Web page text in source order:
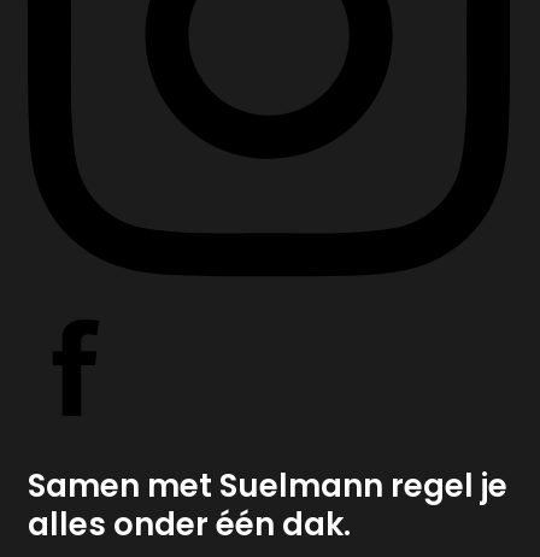
Samen met Suelmann regel je
alles onder één dak.